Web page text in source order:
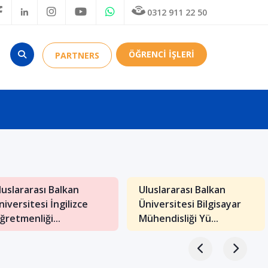
0312 911 22 50
PARTNERS ÖĞRENCİ İŞLERİ
Balkan
İngilizce
Uluslararası Balkan
Üniversitesi Bilgisayar
Mühendisliği Yü...